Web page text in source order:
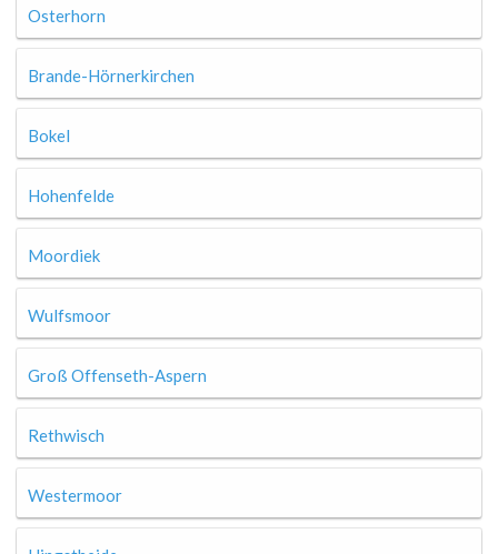
Osterhorn
Brande-Hörnerkirchen
Bokel
Hohenfelde
Moordiek
Wulfsmoor
Groß Offenseth-Aspern
Rethwisch
Westermoor